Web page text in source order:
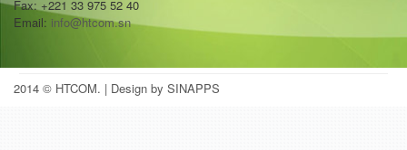
Fax: +221 33 975 52 40
Email: info@htcom.sn
2014 © HTCOM. | Design by SINAPPS